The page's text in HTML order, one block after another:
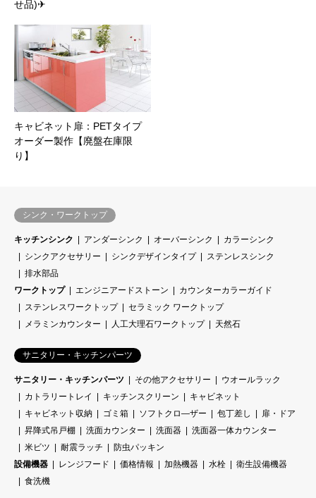
せ品)✈
キャビネット扉：PETタイプ
オーダー製作【廃盤在庫限
り】
シンク・ワークトップ
キッチンシンク アンダーシンク オーバーシンク
カラーシンク
シンクアクセサリー
シンクデザインタイプ
ステンレスシンク
排水部品
ワークトップ
エンジニアードストーン
カウンターカラーガイド
ステンレスワークトップ
セラミック ワークトップ
メラミンカウンター
人工大理石ワークトップ 天然石
サニタリー・キッチンパーツ
サニタリー・キッチンパーツ その他アクセサリー
ウオールラック
カトラリートレイ
キッチンスクリーン
キャビネット
キャビネット収納
ゴミ箱 ソフトクロ―ザー 包丁差し
扉・ドア
昇降式吊戸棚
洗面カウンター 洗面器
洗面器一体カウンター
米ビツ
耐震ラッチ
防虫パッキン
設備機器
レンジフード 価格情報 加熱機器 水栓
衛生設備機器
食洗機